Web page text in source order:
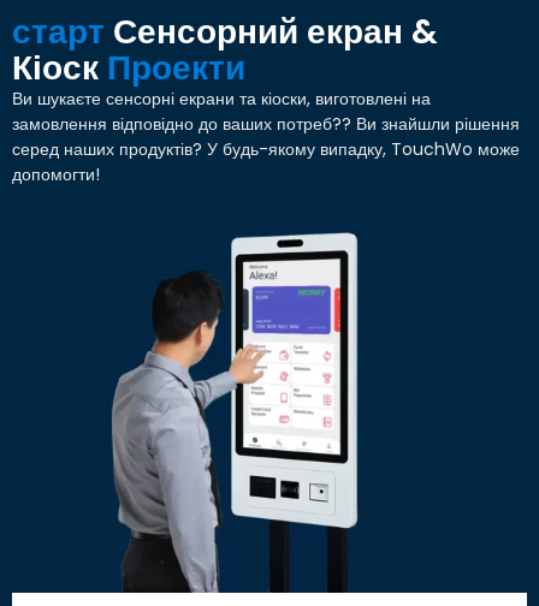
старт Сенсорний екран &
Кіоск Проекти
Ви шукаєте сенсорні екрани та кіоски, виготовлені на
замовлення відповідно до ваших потреб?? Ви знайшли рішення
серед наших продуктів? У будь-якому випадку, TouchWo може
допомогти!